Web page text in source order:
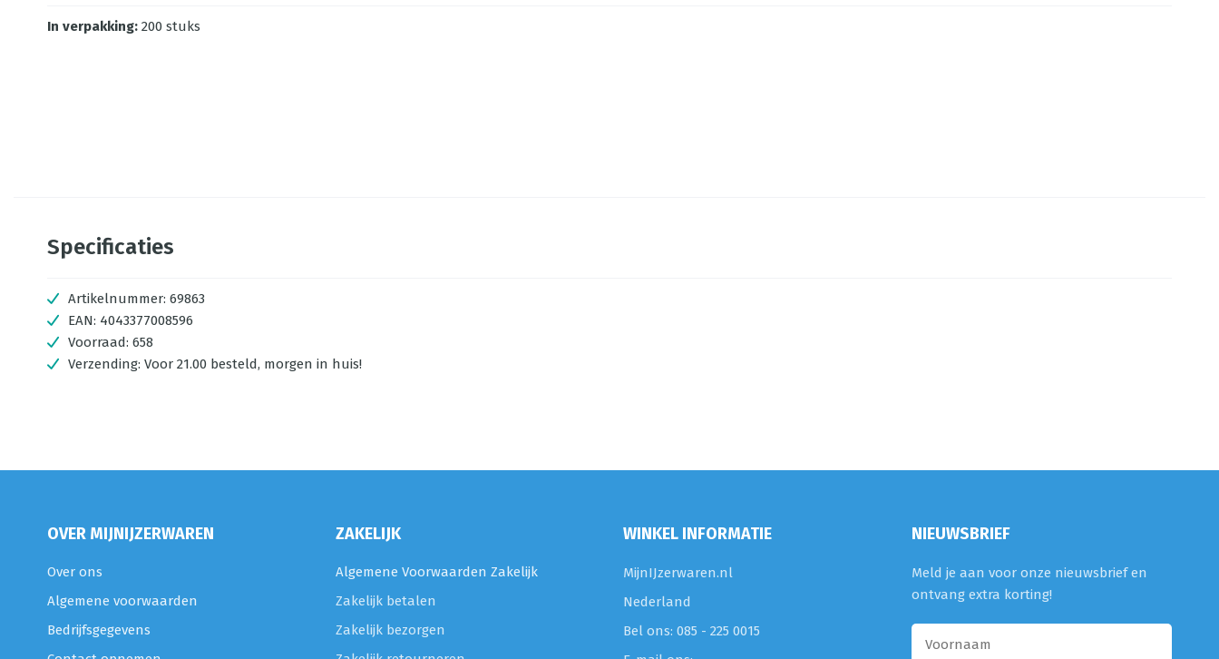
In verpakking: 200 stuks
Specificaties
Artikelnummer: 69863
EAN: 4043377008596
Voorraad: 658
Verzending: Voor 21.00 besteld, morgen in huis!
OVER MIJNIJZERWAREN
Over ons
Algemene voorwaarden
Bedrijfsgegevens
ZAKELIJK
Algemene Voorwaarden Zakelijk
Zakelijk betalen
Zakelijk bezorgen
WINKEL INFORMATIE
MijnIJzerwaren.nl
Nederland
Bel ons: 085 - 225 0015
NIEUWSBRIEF
Meld je aan voor onze nieuwsbrief en
ontvang extra korting!